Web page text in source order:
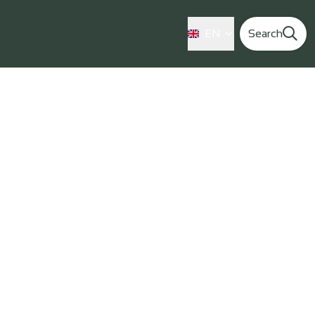
Search